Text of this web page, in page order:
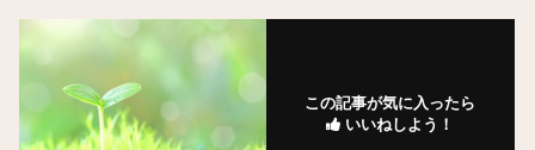
この記事が気に入ったら
いいねしよう！